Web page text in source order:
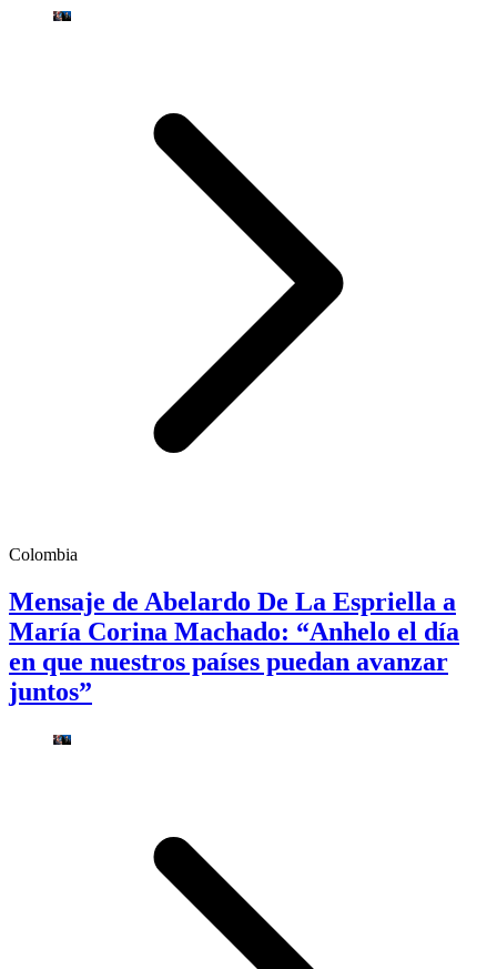
Colombia
Mensaje de Abelardo De La Espriella a
María Corina Machado: “Anhelo el día
en que nuestros países puedan avanzar
juntos”